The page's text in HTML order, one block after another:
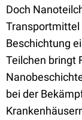
Doch
Transportmittel
Beschichtung
Teilchen bringt
bei der